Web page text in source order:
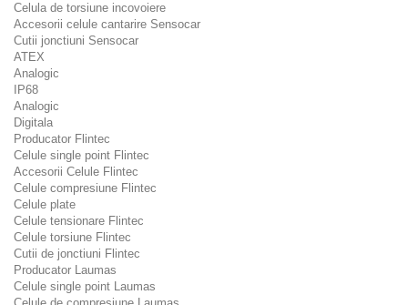
Celula de torsiune incovoiere
Accesorii celule cantarire Sensocar
Cutii jonctiuni Sensocar
ATEX
Analogic
IP68
Analogic
Digitala
Producator Flintec
Celule single point Flintec
Accesorii Celule Flintec
Celule compresiune Flintec
Celule plate
Celule tensionare Flintec
Celule torsiune Flintec
Cutii de jonctiuni Flintec
Producator Laumas
Celule single point Laumas